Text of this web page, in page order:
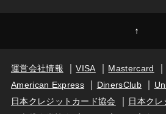
↑
運営会社情報 VISA Mastercard
American Express
DinersClub
日本クレジットカード協会
日本クレ